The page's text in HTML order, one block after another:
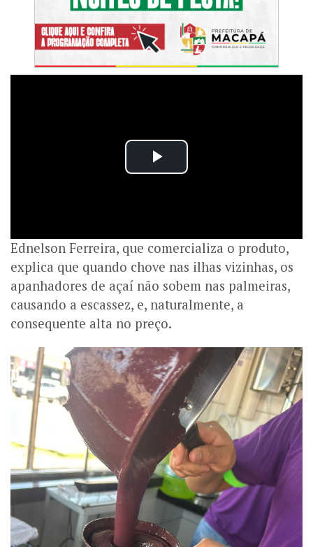
Ednelson Ferreira, que comercializa o produto,
explica que quando chove nas ilhas vizinhas, os
apanhadores de açaí não sobem nas palmeiras,
causando a escassez, e, naturalmente, a
consequente alta no preço.